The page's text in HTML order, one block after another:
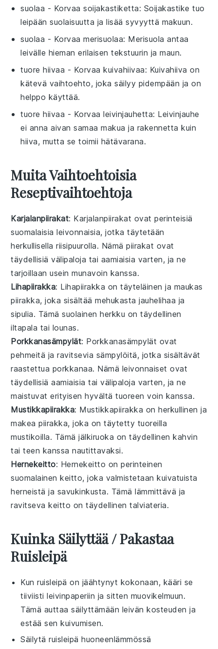
suolaa - Korvaasoijakastiketta: Soijakastike tuo
leipään suolaisuutta ja lisää syvyyttä makuun.
suolaa - Korvaamerisuolaa: Merisuola antaa
leivälle hieman erilaisen tekstuurin ja maun.
tuore hiivaa - Korvaakuivahiivaa: Kuivahiiva on
kätevä vaihtoehto, joka säilyy pidempään ja on
helppo käyttää.
tuore hiivaa - Korvaaleivinjauhetta: Leivinjauhe
ei anna aivan samaa makua ja rakennetta kuin
hiiva, mutta se toimii hätävarana.
Muita Vaihtoehtoisia
Reseptivaihtoehtoja
Karjalanpiirakat: Karjalanpiirakat ovat perinteisiä
suomalaisialeivonnaisia, jotka täytetään
herkullisellariisipuurolla. Nämä piirakat ovat
täydellisiävälipaloja tai aamiaisia varten, ja ne
tarjoillaan useinmunavoin kanssa.
Lihapiirakka: Lihapiirakka on täyteläinen ja maukas
piirakka, joka sisältää mehukastajauhelihaa ja
sipulia. Tämäsuolainen herkku on täydellinen
iltapala tai lounas.
Porkkanasämpylät: Porkkanasämpylät ovat
pehmeitä ja ravitsevia sämpylöitä, jotka sisältävät
raastettua porkkanaa. Nämä leivonnaiset ovat
täydellisiäaamiaisia taivälipaloja varten, ja ne
maistuvat erityisen hyvältä tuoreenvoin kanssa.
Mustikkapiirakka: Mustikkapiirakka on herkullinen ja
makeapiirakka, joka on täytetty tuoreilla
mustikoilla. Tämäjälkiruoka on täydellinenkahvin
taiteen kanssa nautittavaksi.
Hernekeitto: Hernekeitto on perinteinen
suomalainenkeitto, joka valmistetaan kuivatuista
herneistä ja savukinkusta. Tämälämmittävä ja
ravitseva keitto on täydellinentalviateria.
Kuinka Säilyttää / Pakastaa
Ruisleipä
Kunruisleipä on jäähtynyt kokonaan, kääri se
tiiviistileivinpaperiin ja sitten muovikelmuun.
Tämä auttaa säilyttämään leivän kosteuden ja
estää sen kuivumisen.
Säilytäruisleipä huoneenlämmössä